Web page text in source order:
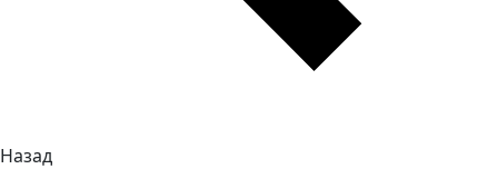
Назад